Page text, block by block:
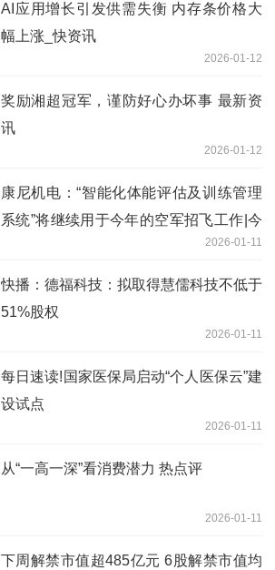
AI应用增长引发供需失衡 内存条价格大
幅上涨_快资讯
2026-01-12
奖励湘超冠军，谨防好心办坏事 最新资
讯
2026-01-12
康尼机电：“智能化体能评估及训练管理
系统”将继续用于今年的空军招飞工作|今
2026-01-11
快播：德福科技：拟取得慧儒科技不低于
51%股权
2026-01-11
每日速读!国家医保局启动“个人医保云”建
设试点
2026-01-11
从“一高一深”看消费潜力 热点评
2026-01-11
下周解禁市值超485亿元 6股解禁市值均